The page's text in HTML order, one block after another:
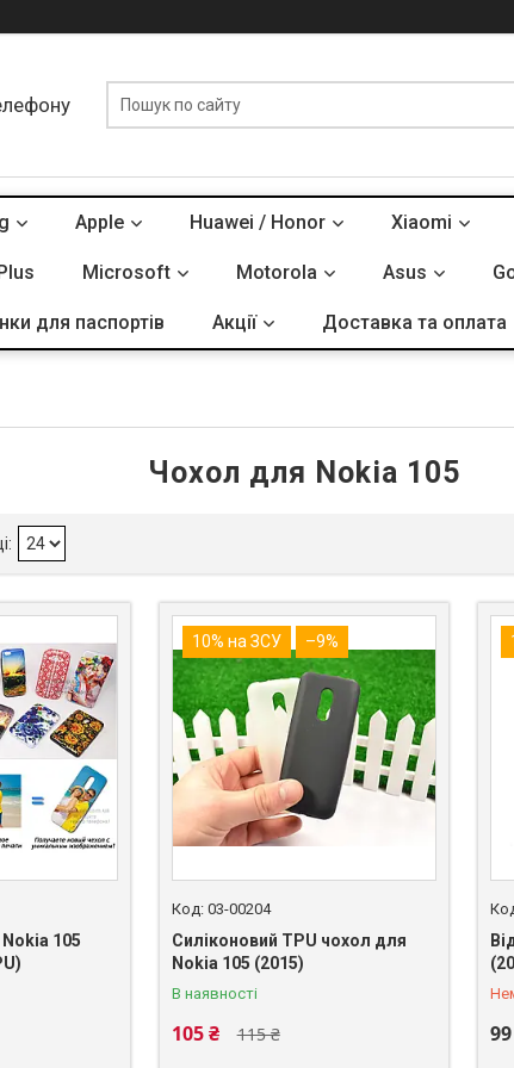
Apple Huawei / Honor Xiaomi
Microsoft Motorola Asus
для паспортів Акції Доставка та оплата
Чохол для Nokia 105
105
10% на ЗСУ –9%
03-00204
Силіконовий TPU чохол для
Nokia 105 (2015)
В наявності
115 ₴
105 ₴